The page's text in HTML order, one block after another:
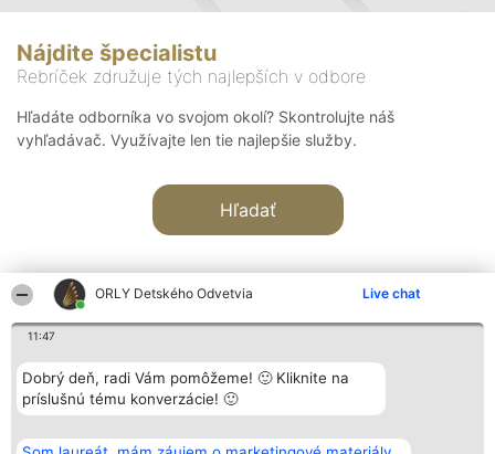
ORLY Detského Odvetvia Live chat
11:47
Dobrý deň, radi Vám pomôžeme! 🙂 Kliknite na
príslušnú tému konverzácie! 🙂
Nájdite špecialistu
Rebríček združuje tých najlepších v odbore
Hľadáte odborníka vo svojom okolí? Skontrolujte náš
vyhľadávač. Využívajte len tie najlepšie služby.
Hľadať
Organizátor hodnotenia
Bright Side Solutions sp. z o.
o. sp. k.
Wrocław 50-079
Hodnotenie
Laureáti
Lista
Laureatów
Kontakt
Kontakt